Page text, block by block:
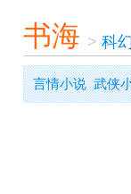
书海 > 科
言情小说 武侠